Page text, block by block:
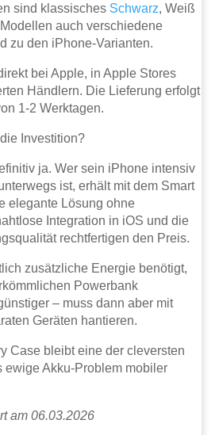
sind klassisches Schwarz, Weiß
auch verschiedene
zu den iPhone-Varianten.
bei Apple, in Apple Stores
Händlern. Die Lieferung erfolgt
1-2 Werktagen.
Investition?
ja. Wer sein iPhone intensiv
ist, erhält mit dem Smart
elegante Lösung ohne
Integration in iOS und die
rechtfertigen den Preis.
zusätzliche Energie benötigt,
Powerbank
– muss dann aber mit
Geräten hantieren.
Case bleibt eine der cleversten
ewige Akku-Problem mobiler
am 06.03.2026